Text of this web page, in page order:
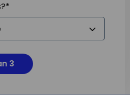
*